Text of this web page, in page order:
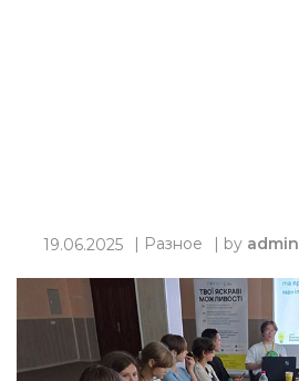
19.06.2025 | Разное | by admin